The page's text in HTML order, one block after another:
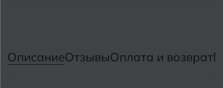
ОписаниеОтзывыОплата и возврат